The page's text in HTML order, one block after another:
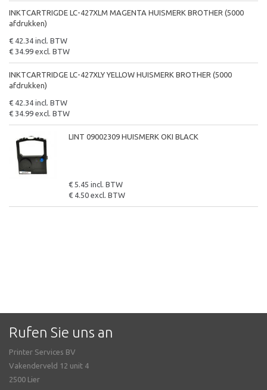
INKTCARTRIGDE LC-427XLM MAGENTA HUISMERK BROTHER (5000
afdrukken)
€ 42.34 incl. BTW
€ 34.99 excl. BTW
INKTCARTRIDGE LC-427XLY YELLOW HUISMERK BROTHER (5000
afdrukken)
€ 42.34 incl. BTW
€ 34.99 excl. BTW
LINT 09002309 HUISMERK OKI BLACK
€ 5.45 incl. BTW
€ 4.50 excl. BTW
Rufen Sie uns an
Printer Services BV
Vakenderveld 12 unit 4
2500 Lier